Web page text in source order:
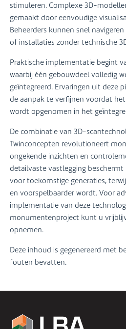
stimuleren. Complexe 3D-
gemaakt door eenvoudige
Beheerders kunnen snel
of installaties zonder technische
Praktische implementatie begint
waarbij één gebouwdeel volledig
geïntegreerd. Ervaringen uit deze
de aanpak te verfijnen voordat
wordt opgenomen in het
De combinatie van 3D-
Twinconcepten revolutioneert
ongekende inzichten en
detailvaste vastlegging
voor toekomstige generaties,
en voorspelbaarder wordt. Voor
implementatie van deze
monumentenproject kunt u
opnemen.
Deze inhoud is gegenereerd met
fouten bevatten.